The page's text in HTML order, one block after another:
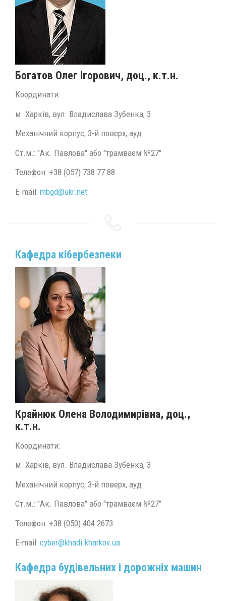
Богатов Олег Ігорович, доц., к.т.н.
Координати:
м. Харків, вул. Владислава Зубенка, 3
Механічний корпус, 3-й поверх, ауд.
Ст.м.: "Ак. Павлова" або "трамваєм №27"
Телефон: +38 (057) 738 77 88
E-mail: mbgd@ukr.net
Кафедра кібербезпеки
Крайнюк Олена Володимирівна, доц.,
к.т.н.
Координати:
м. Харків, вул. Владислава Зубенка, 3
Механічний корпус, 3-й поверх, ауд.
Ст.м.: "Ак. Павлова" або "трамваєм №27"
Телефон: +38 (050) 404 2673
E-mail: cyber@khadi.kharkov.ua
Кафедра будівельних і дорожніх машин